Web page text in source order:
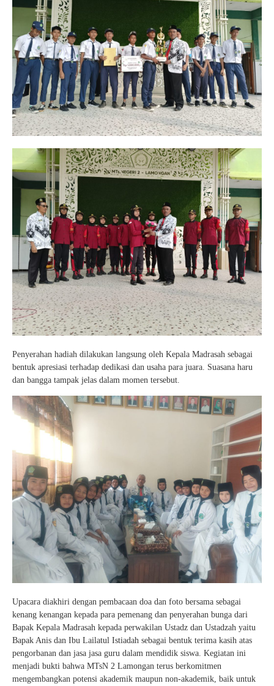
Penyerahan hadiah dilakukan langsung oleh Kepala Madrasah sebagai
bentuk apresiasi terhadap dedikasi dan usaha para juara. Suasana haru
dan bangga tampak jelas dalam momen tersebut.
Upacara diakhiri dengan pembacaan doa dan foto bersama sebagai
kenang kenangan kepada para pemenang dan penyerahan bunga dari
Bapak Kepala Madrasah kepada perwakilan Ustadz dan Ustadzah yaitu
Bapak Anis dan Ibu Lailatul Istiadah sebagai bentuk terima kasih atas
pengorbanan dan jasa jasa guru dalam mendidik siswa. Kegiatan ini
menjadi bukti bahwa MTsN 2 Lamongan terus berkomitmen
mengembangkan potensi akademik maupun non-akademik, baik untuk